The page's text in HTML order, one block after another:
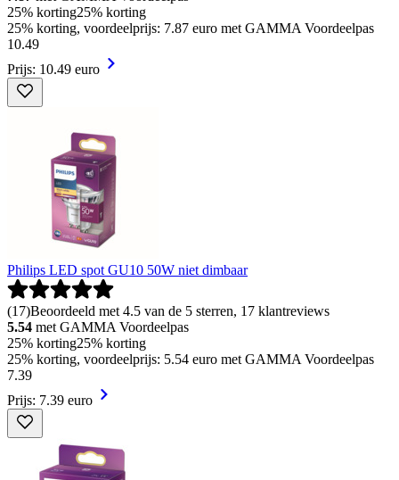
25% korting25% korting
25% korting, voordeelprijs: 7.87 euro met GAMMA Voordeelpas
10.49
Prijs: 10.49 euro
Philips LED spot GU10 50W niet dimbaar
(17)Beoordeeld met 4.5 van de 5 sterren, 17 klantreviews
5.54 met GAMMA Voordeelpas
25% korting25% korting
25% korting, voordeelprijs: 5.54 euro met GAMMA Voordeelpas
7.39
Prijs: 7.39 euro